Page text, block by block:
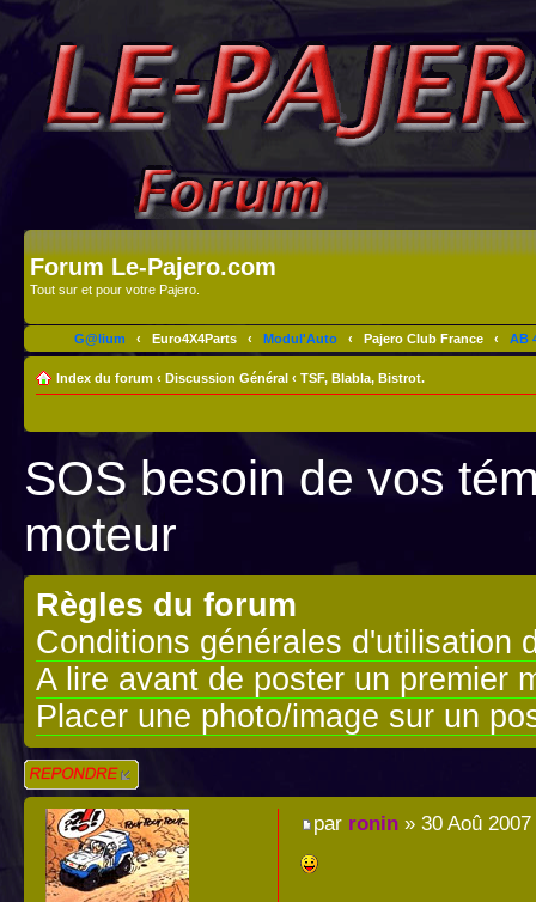
Forum Le-Pajero.com
Tout sur et pour votre Pajero.
G@lium ‹ Euro4X4Parts ‹ Modul'Auto ‹ Pajero Club France ‹ AB
Index du forum ‹ Discussion Général ‹ TSF, Blabla, Bistrot.
SOS besoin de vos
moteur
Règles du forum
Conditions générales d'utilisation
A lire avant de poster un premier
Placer une photo/image sur un
Répondre
par ronin» 30 Aoû 2007